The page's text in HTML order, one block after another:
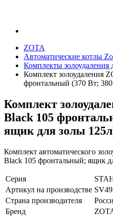
ZOTA
Автоматические котлы
Комплекты золоудаления
Комплект золоудаления
фронтальный (370 Вт;
Комплект
Black 105
ящик для золы
Комплект автоматического
Black 105 фронтальный; ящик
Серия
Артикул на производстве
Страна производителя
Бренд